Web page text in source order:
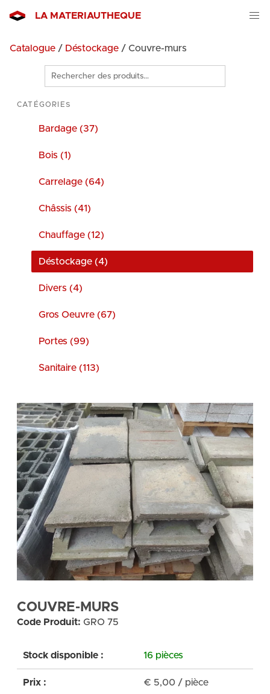
LA MATERIAUTHEQUE
Catalogue / Déstockage / Couvre-murs
Rechercher
des
produits
CATÉGORIES
Bardage (37)
Bois (1)
Carrelage (64)
Châssis (41)
Chauffage (12)
Déstockage (4)
Divers (4)
Gros Oeuvre (67)
Portes (99)
Sanitaire (113)
COUVRE-MURS
Code Produit: GRO 75
Stock disponible : 16 pièces
Prix : € 5,00 / pièce